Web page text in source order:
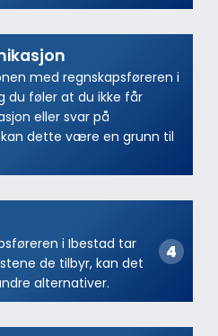
med regnskapsføreren i
du føler at du ikke får
eller svar på
dette være en grunn til
i Ibestad tar
de tilbyr, kan det
alternativer.